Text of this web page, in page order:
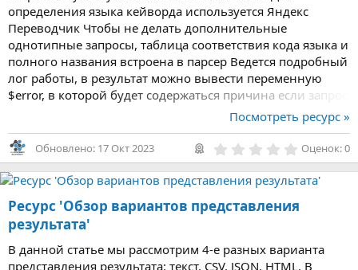
определения языка кейворда используется Яндекс
Переводчик Чтобы не делать дополнительные
однотипные запросы, таблица соответствия кода языка и
полного названия встроена в парсер Ведется подробный
лог работы, в результат можно вывести переменную
$error, в которой будет содержаться причина если запрос
Посмотреть ресурс »
Обновлено: 17 Окт 2023 0
,
0
0
в
Оценок: 0
Ресурс 'Обзор вариантов представления
результата'
В данной статье мы рассмотрим 4-е разных варианта
представления результата: текст, CSV, JSON, HTML. В